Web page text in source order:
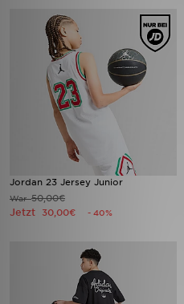
Jordan 23 Jersey Junior
War50,00€
Jetzt 30,00€ - 40%